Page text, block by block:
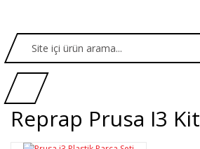
Reprap Prusa I3 Kit